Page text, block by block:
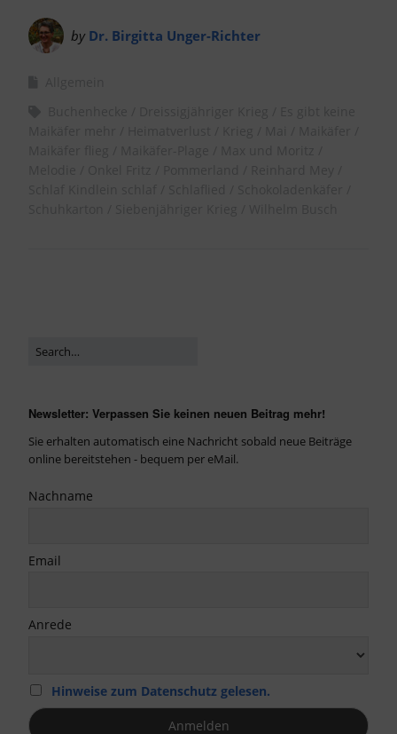
by Dr. Birgitta Unger-Richter
Newsletter: Verpassen Sie keinen neuen Beitrag mehr!
Sie erhalten automatisch eine Nachricht sobald neue Beiträge
online bereitstehen - bequem per eMail.
Nachname
Email
Anrede
Hinweise zum Datenschutz gelesen.